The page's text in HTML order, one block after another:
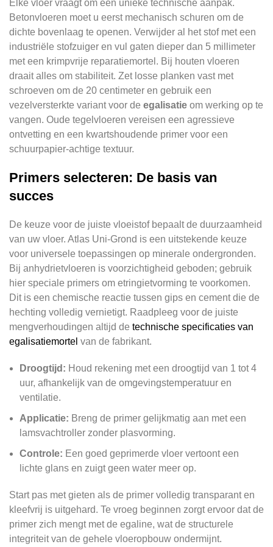
Elke vloer vraagt om een unieke technische aanpak.
Betonvloeren moet u eerst mechanisch schuren om de
dichte bovenlaag te openen. Verwijder al het stof met een
industriële stofzuiger en vul gaten dieper dan 5 millimeter
met een krimpvrije reparatiemortel. Bij houten vloeren
draait alles om stabiliteit. Zet losse planken vast met
schroeven om de 20 centimeter en gebruik een
vezelversterkte variant voor de egalisatie om werking op te
vangen. Oude tegelvloeren vereisen een agressieve
ontvetting en een kwartshoudende primer voor een
schuurpapier-achtige textuur.
Primers selecteren: De basis van
succes
De keuze voor de juiste vloeistof bepaalt de duurzaamheid
van uw vloer. Atlas Uni-Grond is een uitstekende keuze
voor universele toepassingen op minerale ondergronden.
Bij anhydrietvloeren is voorzichtigheid geboden; gebruik
hier speciale primers om etringietvorming te voorkomen.
Dit is een chemische reactie tussen gips en cement die de
hechting volledig vernietigt. Raadpleeg voor de juiste
mengverhoudingen altijd de technische specificaties van
egalisatiemortel van de fabrikant.
Droogtijd: Houd rekening met een droogtijd van 1 tot 4
uur, afhankelijk van de omgevingstemperatuur en
ventilatie.
Applicatie: Breng de primer gelijkmatig aan met een
lamsvachtroller zonder plasvorming.
Controle: Een goed geprimerde vloer vertoont een
lichte glans en zuigt geen water meer op.
Start pas met gieten als de primer volledig transparant en
kleefvrij is uitgehard. Te vroeg beginnen zorgt ervoor dat de
primer zich mengt met de egaline, wat de structurele
integriteit van de gehele vloeropbouw ondermijnt.